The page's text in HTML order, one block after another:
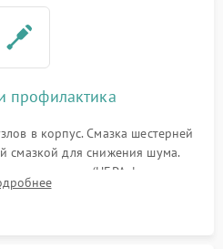
профилактика
в корпус. Смазка шестерней
смазкой для снижения шума.
материалов (HEPA-фильтров,
фиксация разъемов и